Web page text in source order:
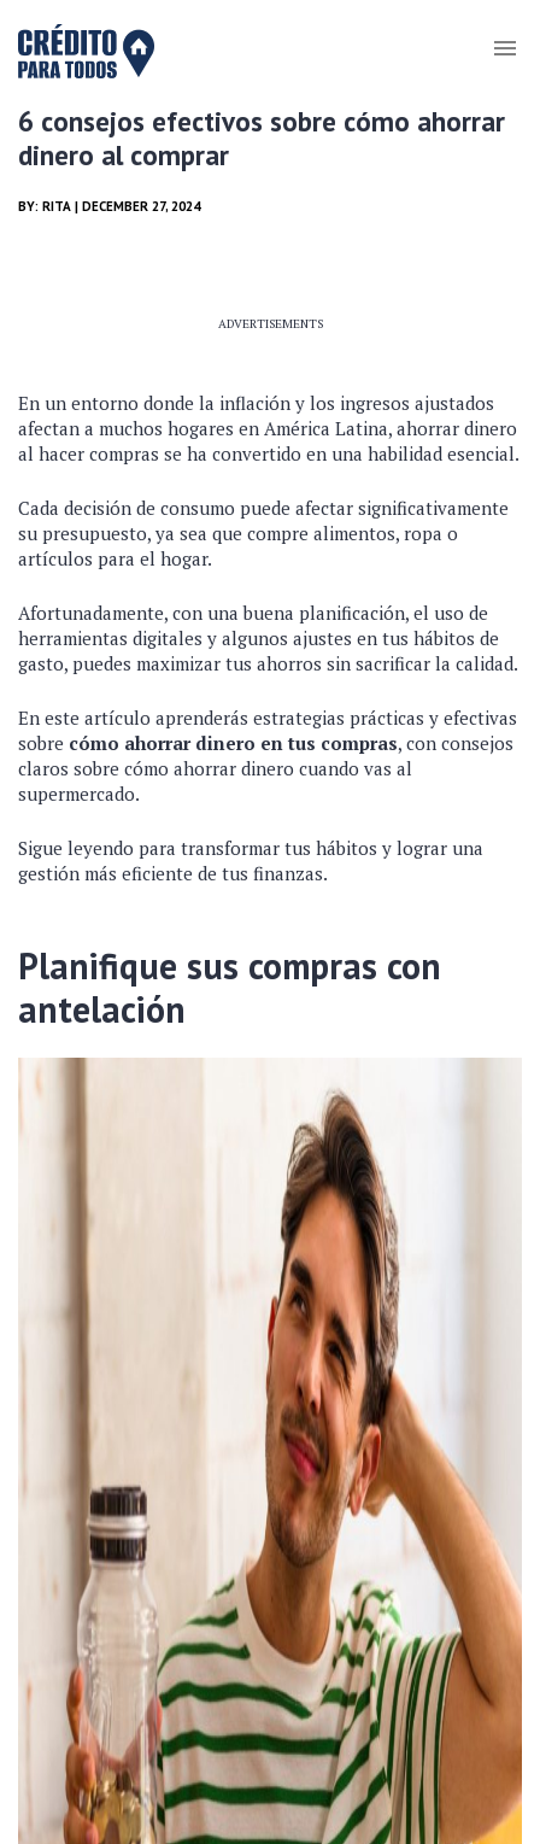
6 consejos efectivos sobre cómo ahorrar
dinero al comprar
BY: RITA | DECEMBER 27, 2024
ADVERTISEMENTS
En un entorno donde la inflación y los ingresos ajustados
afectan a muchos hogares en América Latina, ahorrar dinero
al hacer compras se ha convertido en una habilidad esencial.
Cada decisión de consumo puede afectar significativamente
su presupuesto, ya sea que compre alimentos, ropa o
artículos para el hogar.
Afortunadamente, con una buena planificación, el uso de
herramientas digitales y algunos ajustes en tus hábitos de
gasto, puedes maximizar tus ahorros sin sacrificar la calidad.
En este artículo aprenderás estrategias prácticas y efectivas
sobre cómo ahorrar dinero en tus compras, con consejos
claros sobre cómo ahorrar dinero cuando vas al
supermercado.
Sigue leyendo para transformar tus hábitos y lograr una
gestión más eficiente de tus finanzas.
Planifique sus compras con
antelación